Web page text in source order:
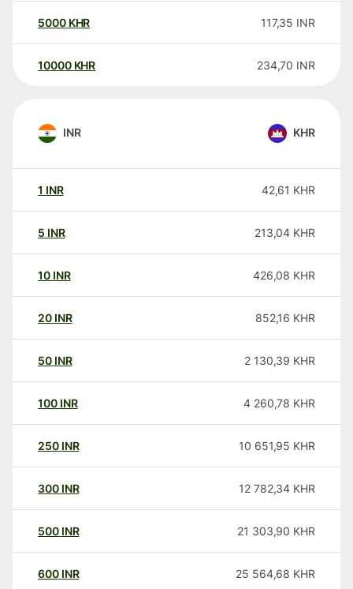
5000 KHR 117,35 INR
10000 KHR 234,70 INR
INR KHR
1 INR 42,61 KHR
5 INR 213,04 KHR
10 INR 426,08 KHR
20 INR 852,16 KHR
50 INR 2 130,39 KHR
100 INR 4 260,78 KHR
250 INR 10 651,95 KHR
300 INR 12 782,34 KHR
500 INR 21 303,90 KHR
600 INR 25 564,68 KHR